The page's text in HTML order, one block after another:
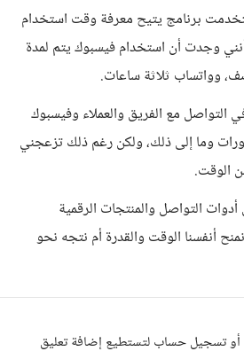
برنامج يتيح معرفة وقت استخدام
وجدت أن استخدام فيسبوك يتم لمدة
وواتساب ثلاثة ساعات.
التواصل مع الفريق والعملاء وفيسبوك
وما إلى ذلك، ولكن رغم ذلك تزعجني
الوقت.
أدوات التواصل والمنتجات الرقمية
أنفسنا الوقت والقدرة أم نتجه نحو
تسجيل حساب لتستطيع إضافة تعليق